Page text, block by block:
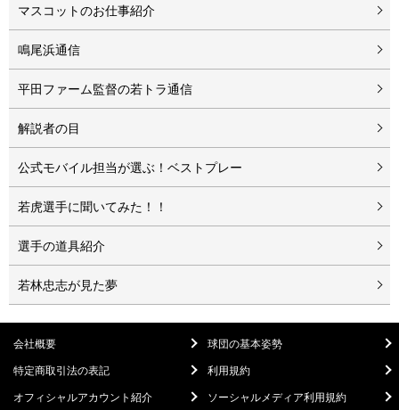
マスコットのお仕事紹介
鳴尾浜通信
平田ファーム監督の若トラ通信
解説者の目
公式モバイル担当が選ぶ！ベストプレー
若虎選手に聞いてみた！！
選手の道具紹介
若林忠志が見た夢
会社概要
球団の基本姿勢
特定商取引法の表記
利用規約
オフィシャルアカウント紹介
ソーシャルメディア利用規約